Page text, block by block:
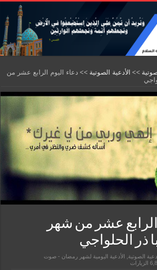
>> الأدعية الصوتية >> دعاء اليوم الرابع عشر من
الرابع عشر من شهر
ذر الحلواجي
الصوتية,
الأدعية اليومية لشهر رمضان - صوت